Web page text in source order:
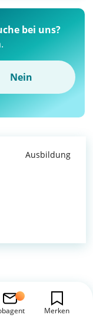
Merken
bei uns?
Nein
Ausbildung